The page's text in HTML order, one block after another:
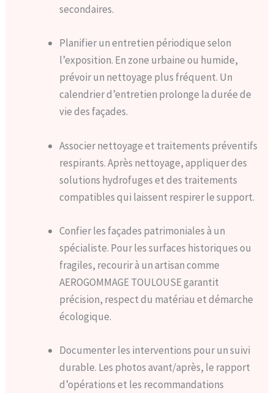
secondaires.
Planifier un entretien périodique selon
l’exposition. En zone urbaine ou humide,
prévoir un nettoyage plus fréquent. Un
calendrier d’entretien prolonge la durée de
vie des façades.
Associer nettoyage et traitements préventifs
respirants. Après nettoyage, appliquer des
solutions hydrofuges et des traitements
compatibles qui laissent respirer le support.
Confier les façades patrimoniales à un
spécialiste. Pour les surfaces historiques ou
fragiles, recourir à un artisan comme
AEROGOMMAGE TOULOUSE garantit
précision, respect du matériau et démarche
écologique.
Documenter les interventions pour un suivi
durable. Les photos avant/après, le rapport
d’opérations et les recommandations